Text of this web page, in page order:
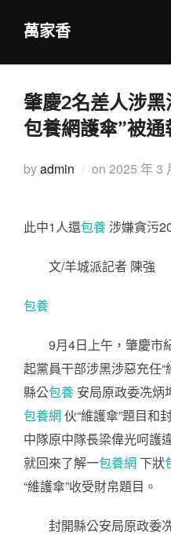
萬家香
肇慶2名差人涉
包養網護傘”被通
byadmin on Posted
2025 年 3
此中1人還包養涉嫌貪污
文/羊城派記者 陳強
包養
9月4日上午，肇慶市
起黨員干部涉黑涉惡充任
縣公包養 安局原政委冼炳
包養網 伙“維護傘”題目和
中隊原中隊長梁偉光呵護
就回來了解一包養網 下狀
“維護傘”收受財帛題目。
封開縣公安局原政委冼